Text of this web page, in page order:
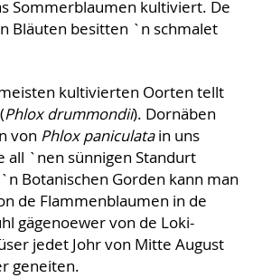
Sommerblaumen kultiviert. De
Bläuten besitten `n schmalet
kultivierten Oorten tellt
Phlox drummondii). Dornäben
von Phlox paniculatain uns
all `nen sünnigen Standurt
Botanischen Gorden kann man
de Flammenblaumen in de
gägenoewer von de Loki-
jedet Johr von Mitte August
geneiten.